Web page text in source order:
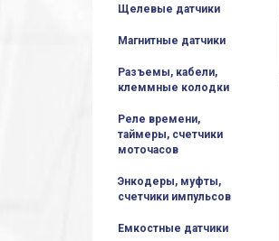
Щелевые датчики
Магнитные датчики
Разъемы, кабели,
клеммные колодки
Реле времени,
таймеры, счетчики
моточасов
Энкодеры, муфты,
счетчики импульсов
Емкостные датчики